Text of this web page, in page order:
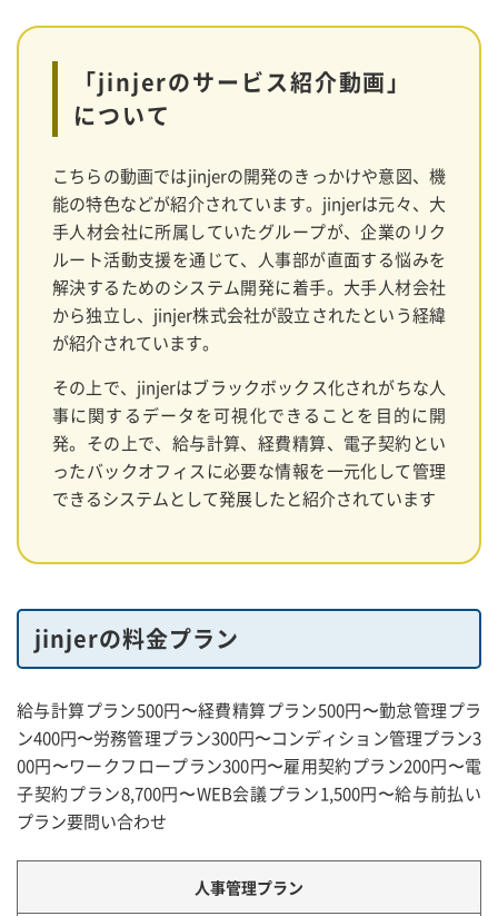
「jinjerのサービス紹介動画」
について
こちらの動画ではjinjerの開発のきっかけや意図、機
能の特色などが紹介されています。jinjerは元々、大
手人材会社に所属していたグループが、企業のリク
ルート活動支援を通じて、人事部が直面する悩みを
解決するためのシステム開発に着手。大手人材会社
から独立し、jinjer株式会社が設立されたという経緯
が紹介されています。
その上で、jinjerはブラックボックス化されがちな人
事に関するデータを可視化できることを目的に開
発。その上で、給与計算、経費精算、電子契約とい
ったバックオフィスに必要な情報を一元化して管理
できるシステムとして発展したと紹介されています
jinjerの料金プラン
給与計算プラン500円〜経費精算プラン500円〜勤怠管理プラ
ン400円〜労務管理プラン300円〜コンディション管理プラン3
00円〜ワークフロープラン300円〜雇用契約プラン200円〜電
子契約プラン8,700円〜WEB会議プラン1,500円〜給与前払い
プラン要問い合わせ
人事管理プラン